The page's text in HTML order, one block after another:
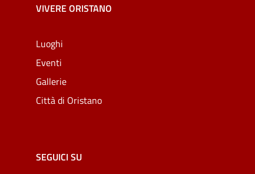
VIVERE ORISTANO
Luoghi
Eventi
Gallerie
Città di Oristano
SEGUICI SU